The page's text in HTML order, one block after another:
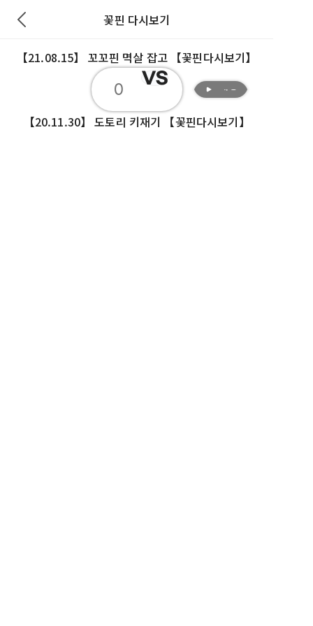
꽃핀 다시보기
【21.08.15】 꼬꼬핀 멱살 잡고 【꽃핀다시보기】
재생
【20.11.30】 도토리 키재기 【꽃핀다시보기】
재생
0